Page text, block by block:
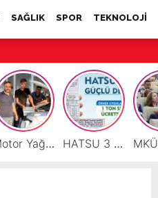
SAĞLIK SPOR TEKNOLOJİ
Motor Yağı ve Aküde Güvenilir Hizmet Antakya’da Başladı HATSU 3 İlçede Ağustos Ayı Faturalarında Bir Ton Suyu Ücretsiz Tanımladı